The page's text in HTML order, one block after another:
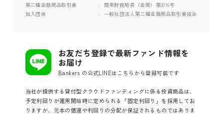
第二種金融商品取引業
関東財務局長（金商）第3216号
加入団体
一般社団法人第二種金融商品取引業協会
お友だち登録で最新ファンド情報を
お届け
Bankers の公式LINEはこちらから登録可能です
当社が提供する貸付型クラウドファンディングに係る投資商品は、
予定利回りが運用開始時に定められる「固定利回り」を採用してお
りますが、元本の償還や利回りの分配が保証されるものではありま